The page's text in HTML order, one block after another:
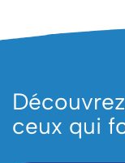
ceux qui